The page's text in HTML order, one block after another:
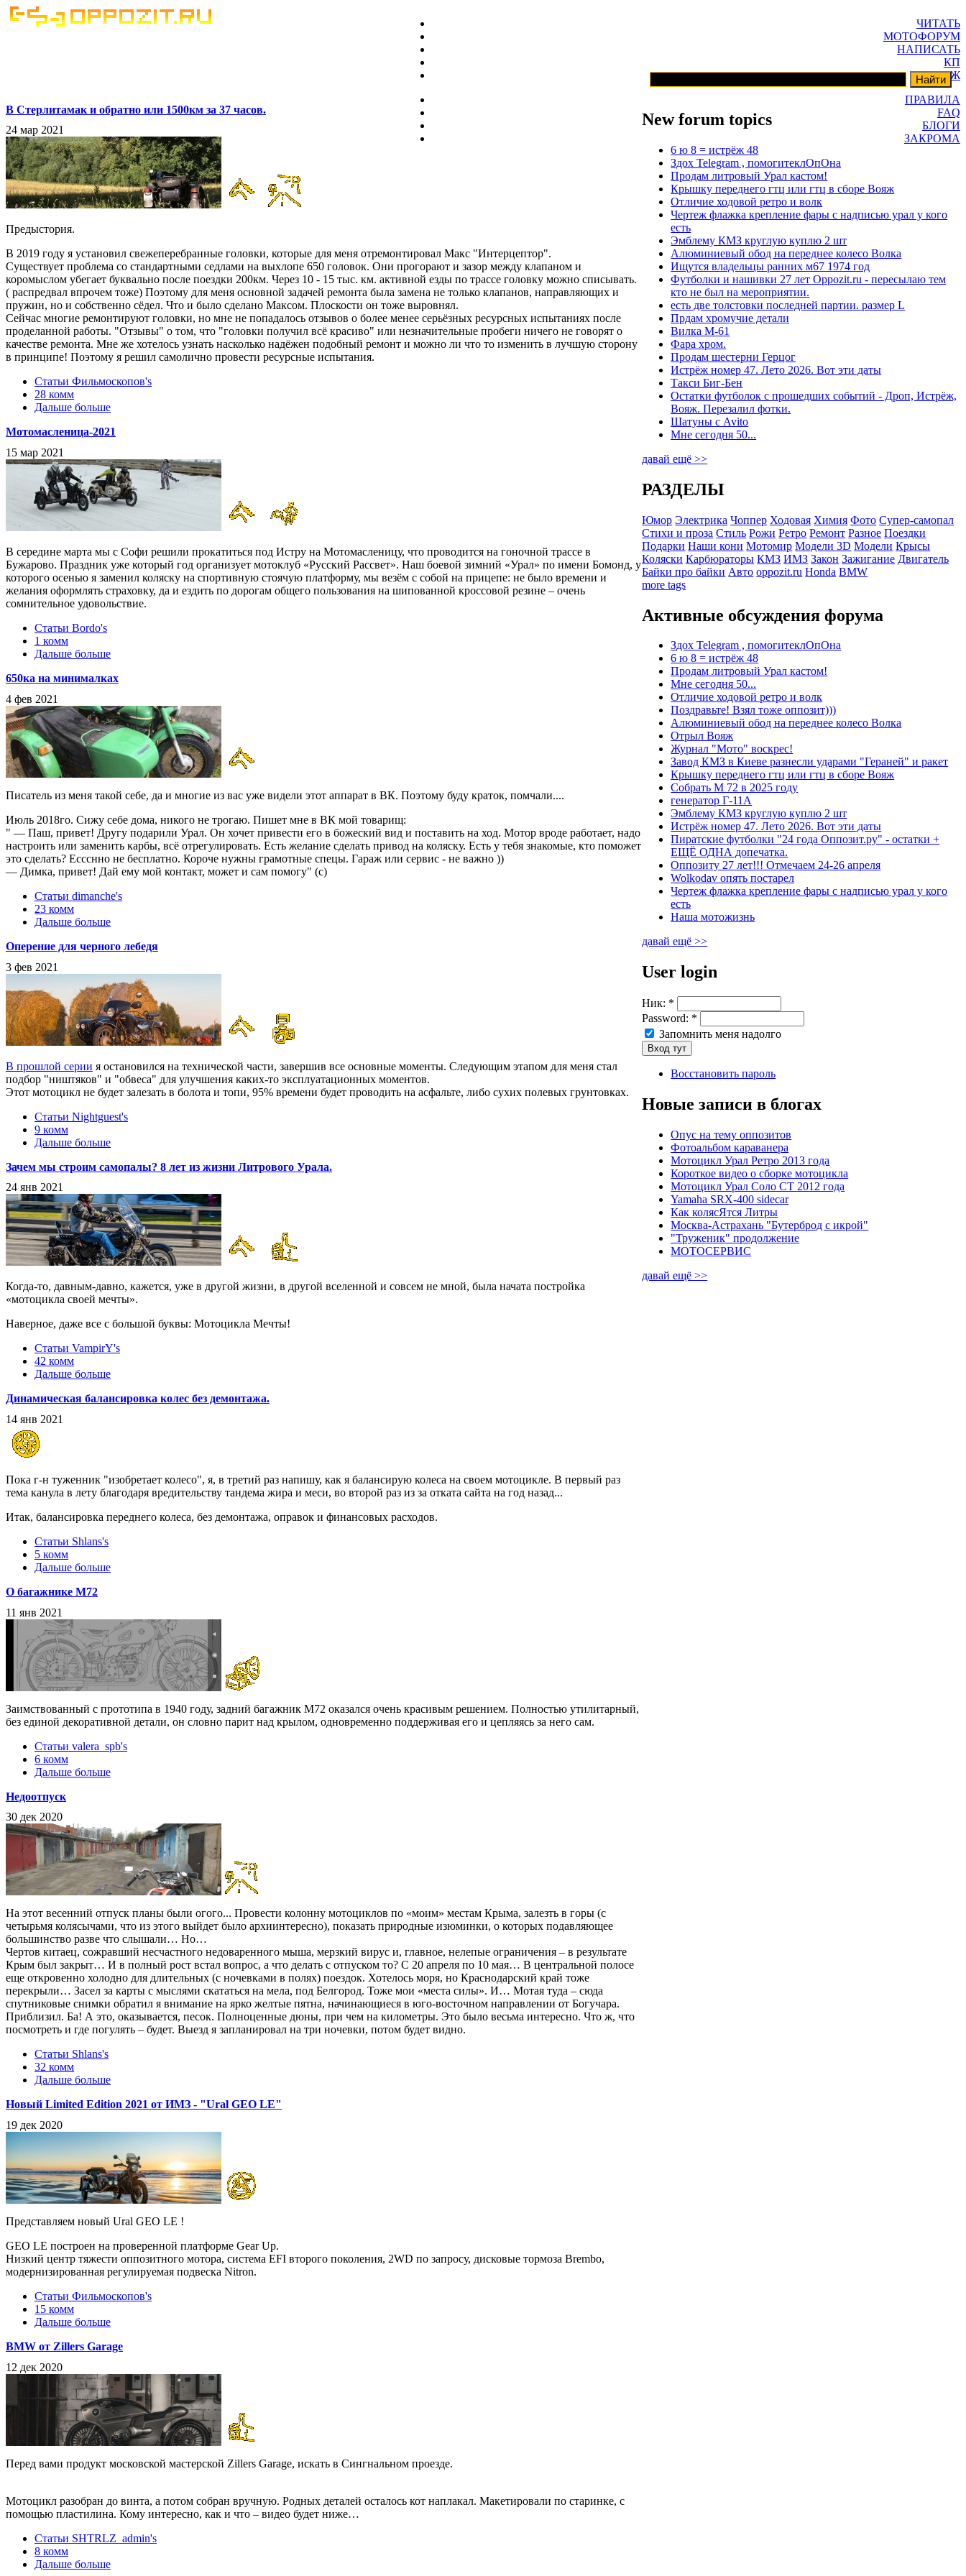
ЧИТАТЬ
МОТОФОРУМ
НАПИСАТЬ
КП
ГАРАЖ
ПРАВИЛА
FAQ
БЛОГИ
ЗАКРОМА
В Стерлитамак и обратно или 1500км за 37 часов.
24 мар 2021
Предыстория.
В 2019 году я установил свежеперебранные головки, которые для меня отремонтировал Макс "Интерцептор".
Существует проблема со стандартными седлами на выхлопе 650 головок. Они прогорают и зазор между клапаном и
коромыслом убегает буквально после поездки 200км. Через 10 - 15 тыс. км. активной езды по трассе головку можно списывать.
( распредвал впрочем тоже) Поэтому для меня основной задачей ремонта была замена не только клапанов, направляющих и
пружин, но и собственно сёдел. Что и было сделано Максом. Плоскости он тоже выровнял.
Сейчас многие ремонтируют головки, но мне не попадалось отзывов о более менее серьёзных ресурсных испытаниях после
проделанной работы. "Отзывы" о том, что "головки получил всё красиво" или незначительные пробеги ничего не говорят о
качестве ремонта. Мне же хотелось узнать насколько надёжен подобный ремонт и можно ли что то изменить в лучшую сторону
в принципе! Поэтому я решил самолично провести ресурсные испытания.
Статьи Фильмоскопов's
28 комм
Дальше больше
Мотомасленица-2021
15 мар 2021
В середине марта мы с Софи решили прокатиться под Истру на Мотомасленицу, что проводится на гоночной трассе в
Бужарово. Праздник уже который год организует мотоклуб «Русский Рассвет». Наш боевой зимний «Урал» по имени Бомонд, у
которого осенью я заменил коляску на спортивную стоячую платформу, мы везём с собой на прицепе: не было времени и
желания оформлять страховку, да и ездить по дорогам общего пользования на шипованной кроссовой резине – очень
сомнительное удовольствие.
Статьи Bordo's
1 комм
Дальше больше
650ка на минималках
4 фев 2021
Писатель из меня такой себе, да и многие из вас уже видели этот аппарат в ВК. Поэтому буду краток, помчали....
Июль 2018го. Сижу себе дома, никого не трогаю. Пишет мне в ВК мой товарищ:
" — Паш, привет! Другу подарили Урал. Он хочет привести его в божеский вид и поставить на ход. Мотор вроде работает, надо
настроить или заменить карбы, всё отрегулировать. Есть желание сделать привод на коляску. Есть у тебя знакомые, кто поможет
это сделать? Ессснно не бесплатно. Короче нужны грамотные спецы. Гараж или сервис - не важно ))
— Димка, привет! Дай ему мой контакт, может и сам помогу" (с)
Статьи dimanche's
23 комм
Дальше больше
Оперение для черного лебедя
3 фев 2021
В прошлой серии я остановился на технической части, завершив все основные моменты. Следующим этапом для меня стал
подбор "ништяков" и "обвеса" для улучшения каких-то эксплуатационных моментов.
Этот мотоцикл не будет залезать в болота и топи, 95% времени будет проводить на асфальте, либо сухих полевых грунтовках.
Статьи Nightguest's
9 комм
Дальше больше
Зачем мы строим самопалы? 8 лет из жизни Литрового Урала.
24 янв 2021
Когда-то, давным-давно, кажется, уже в другой жизни, в другой вселенной и совсем не мной, была начата постройка
«мотоцикла своей мечты».
Наверное, даже все с большой буквы: Мотоцикла Мечты!
Статьи VampirY's
42 комм
Дальше больше
Динамическая балансировка колес без демонтажа.
14 янв 2021
Пока г-н туженник "изобретает колесо", я, в третий раз напишу, как я балансирую колеса на своем мотоцикле. В первый раз
тема канула в лету благодаря вредительству тандема жира и меси, во второй раз из за отката сайта на год назад...
Итак, балансировка переднего колеса, без демонтажа, оправок и финансовых расходов.
Статьи Shlans's
5 комм
Дальше больше
О багажнике М72
11 янв 2021
Заимствованный с прототипа в 1940 году, задний багажник М72 оказался очень красивым решением. Полностью утилитарный,
без единой декоративной детали, он словно парит над крылом, одновременно поддерживая его и цепляясь за него сам.
Статьи valera_spb's
6 комм
Дальше больше
Недоотпуск
30 дек 2020
На этот весенний отпуск планы были огого... Провести колонну мотоциклов по «моим» местам Крыма, залезть в горы (с
четырьмя колясычами, что из этого выйдет было архиинтересно), показать природные изюминки, о которых подавляющее
большинство разве что слышали… Но…
Чертов китаец, сожравший несчастного недоваренного мыша, мерзкий вирус и, главное, нелепые ограничения – в результате
Крым был закрыт… И в полный рост встал вопрос, а что делать с отпуском то? С 20 апреля по 10 мая… В центральной полосе
еще откровенно холодно для длительных (с ночевками в полях) поездок. Хотелось моря, но Краснодарский край тоже
перекрыли… Засел за карты с мыслями скататься на мела, под Белгород. Тоже мои «места силы». И… Мотая туда – сюда
спутниковые снимки обратил я внимание на ярко желтые пятна, начинающиеся в юго-восточном направлении от Богучара.
Приблизил. Ба! А это, оказывается, песок. Полноценные дюны, при чем на километры. Это было весьма интересно. Что ж, что
посмотреть и где погулять – будет. Выезд я запланировал на три ночевки, потом будет видно.
Статьи Shlans's
32 комм
Дальше больше
Новый Limited Edition 2021 от ИМЗ - "Ural GEO LE"
19 дек 2020
Представляем новый Ural GEO LE !
GEO LE построен на проверенной платформе Gear Up.
Низкий центр тяжести оппозитного мотора, система EFI второго поколения, 2WD по запросу, дисковые тормоза Brembo,
модернизированная регулируемая подвеска Nitron.
Статьи Фильмоскопов's
15 комм
Дальше больше
BMW от Zillers Garage
12 дек 2020
Перед вами продукт московской мастерской Zillers Garage, искать в Сингнальном проезде.
Мотоцикл разобран до винта, а потом собран вручную. Родных деталей осталось кот наплакал. Макетировали по старинке, с
помощью пластилина. Кому интересно, как и что – видео будет ниже…
Статьи SHTRLZ_admin's
8 комм
Дальше больше
New forum topics
6 ю 8 = истрёж 48
Здох Telegram , помогитеклОпОна
Продам литровый Урал кастом!
Крышку переднего гтц или гтц в сборе Вояж
Отличие ходовой ретро и волк
Чертеж флажка крепление фары с надписью урал у кого
есть
Эмблему КМЗ круглую куплю 2 шт
Алюминиевый обод на переднее колесо Волка
Ищутся владельцы ранних м67 1974 год
Футболки и нашивки 27 лет Oppozit.ru - пересылаю тем
кто не был на мероприятии.
есть две толстовки последней партии. размер L
Прдам хромучие детали
Вилка М-61
Фара хром.
Продам шестерни Герцог
Истрёж номер 47. Лето 2026. Вот эти даты
Такси Биг-Бен
Остатки футболок с прошедших событий - Дроп, Истрёж,
Вояж. Перезалил фотки.
Шатуны с Avito
Мне сегодня 50...
давай ещё >>
РАЗДЕЛЫ
Юмор Электрика Чоппер Ходовая Химия Фото Супер-самопал
Стихи и проза Стиль Рожи Ретро Ремонт Разное Поездки
Подарки Наши кони Мотомир Модели 3D Модели Крысы
Коляски Карбюраторы КМЗ ИМЗ Закон Зажигание Двигатель
Байки про байки Авто oppozit.ru Honda BMW
more tags
Активные обсуждения форума
Здох Telegram , помогитеклОпОна
6 ю 8 = истрёж 48
Продам литровый Урал кастом!
Мне сегодня 50...
Отличие ходовой ретро и волк
Поздравьте! Взял тоже оппозит)))
Алюминиевый обод на переднее колесо Волка
Отрыл Вояж
Журнал "Мото" воскрес!
Завод КМЗ в Киеве разнесли ударами "Гераней" и ракет
Крышку переднего гтц или гтц в сборе Вояж
Собрать М 72 в 2025 году
генератор Г-11А
Эмблему КМЗ круглую куплю 2 шт
Истрёж номер 47. Лето 2026. Вот эти даты
Пиратские футболки "24 года Оппозит.ру" - остатки +
ЕЩЁ ОДНА допечатка.
Оппозиту 27 лет!!! Отмечаем 24-26 апреля
Wolkodav опять постарел
Чертеж флажка крепление фары с надписью урал у кого
есть
Наша мотожизнь
давай ещё >>
User login
Ник: *
Password: *
Запомнить меня надолго
Восстановить пароль
Новые записи в блогах
Опус на тему оппозитов
Фотоальбом караванера
Мотоцикл Урал Ретро 2013 года
Короткое видео о сборке мотоцикла
Мотоцикл Урал Соло СТ 2012 года
Yamaha SRX-400 sidecar
Как колясЯтся Литры
Москва-Астрахань "Бутерброд с икрой"
"Труженик" продолжение
МОТОСЕРВИС
давай ещё >>